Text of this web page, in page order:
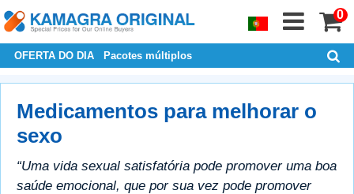
0
OFERTA DO DIA Pacotes múltiplos
Medicamentos para melhorar o
sexo
“Uma vida sexual satisfatória pode promover uma boa
saúde emocional, que por sua vez pode promover